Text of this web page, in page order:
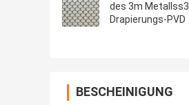
des 3m
Drapierungs-PVD
BESCHEINIGUNG